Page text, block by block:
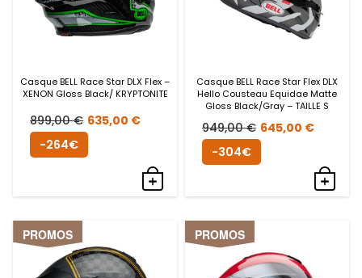
Casque BELL Race Star DLX Flex –
XENON Gloss Black/ KRYPTONITE
899,00€ Le
prix
635,00 €Le
actuel
est :
-264€
Casque BELL Race Star Flex DLX
Hello Cousteau Equidae Matte
Gloss Black/Gray – TAILLE S
949,00€ Le
prix
était :
645,00 €Le
est :
-304€
PROMOS PROMOS